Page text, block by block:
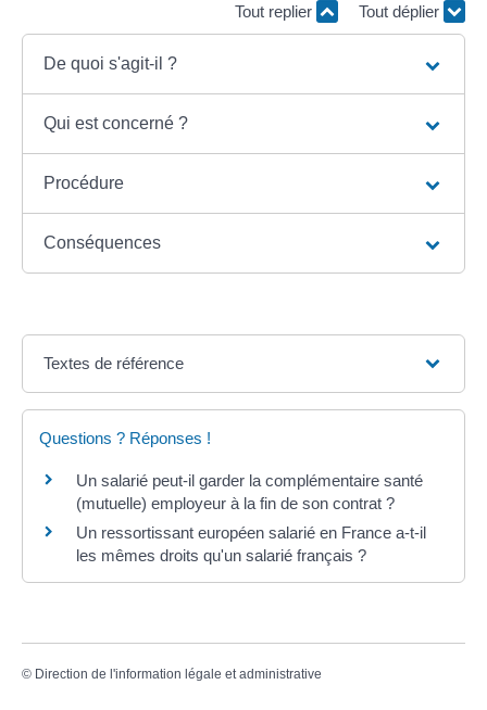
Tout replier Tout déplier
De quoi s'agit-il ?
Qui est concerné ?
Procédure
Conséquences
Textes de référence
Questions ? Réponses !
Un salarié peut-il garder la complémentaire santé
(mutuelle) employeur à la fin de son contrat ?
Un ressortissant européen salarié en France a-t-il
les mêmes droits qu'un salarié français ?
© Direction de l'information légale et administrative